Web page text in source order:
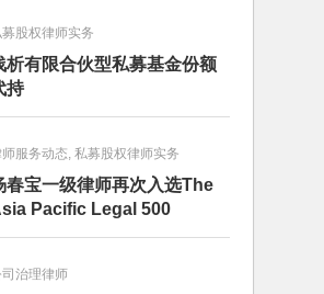
股权律师实务
析有限合伙型私募基金份额
持
服务动态, 私募股权律师实务
春宝一级律师再次入选The
Pacific Legal 500
治理律师